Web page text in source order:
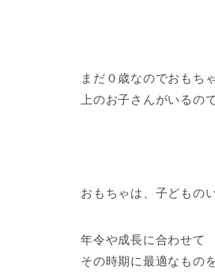
まだ０歳なのでおもち
上のお子さんがいるの
おもちゃは、子どもの
年令や成長に合わせて
その時期に最適なもの